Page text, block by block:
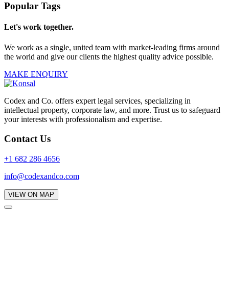
Popular Tags
Let's work together.
We work as a single, united team with market-leading firms around
the world and give our clients the highest quality advice possible.
MAKE ENQUIRY
Codex and Co. offers expert legal services, specializing in
intellectual property, corporate law, and more. Trust us to safeguard
your interests with professionalism and expertise.
Contact Us
+1 682 286 4656
info@codexandco.com
VIEW ON MAP